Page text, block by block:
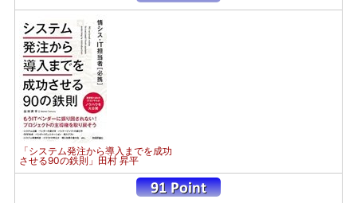
「システム発注から導入までを成功
させる90の鉄則」田村 昇平